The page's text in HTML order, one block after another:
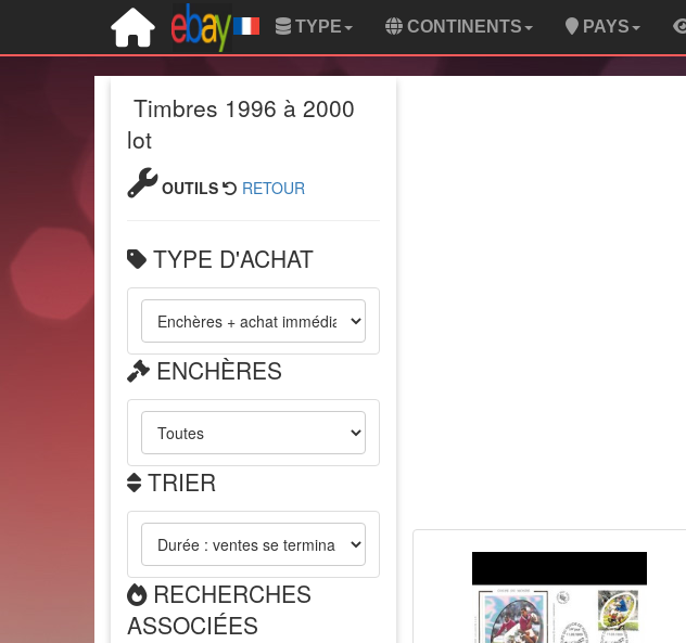
TYPE CONTINENTS PAYS
Timbres 1996 à 2000
lot
OUTILS RETOUR
TYPE D'ACHAT
ENCHÈRES
TRIER
RECHERCHES
ASSOCIÉES